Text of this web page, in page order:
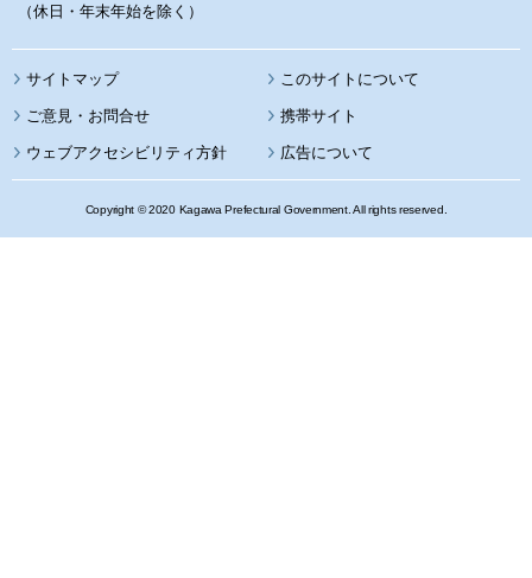
（休日・年末年始を除く）
サイトマップ このサイトについて
携帯サイト
ウェブアクセシビリティ方針 広告について
Copyright © 2020 Kagawa Prefectural Government. All rights reserved.